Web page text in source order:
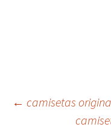
← camisetas